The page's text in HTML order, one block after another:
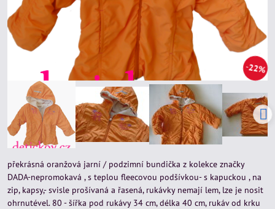
22%
překrásná oranžová jarní / podzimní bundička z kolekce značky
DADA-nepromokavá , s teplou fleecovou podšívkou- s kapuckou , na
zip, kapsy,- svisle prošívaná a řasená, rukávky nemají lem, lze je nosit
ohrnutével. 80 - šířka pod rukávy 34 cm, délka 40 cm, rukáv od krku